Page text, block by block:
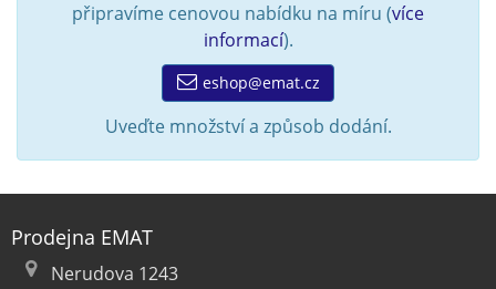
připravíme cenovou nabídku na míru (více
informací).
eshop@emat.cz
Uveďte množství a způsob dodání.
Prodejna EMAT
Nerudova 1243